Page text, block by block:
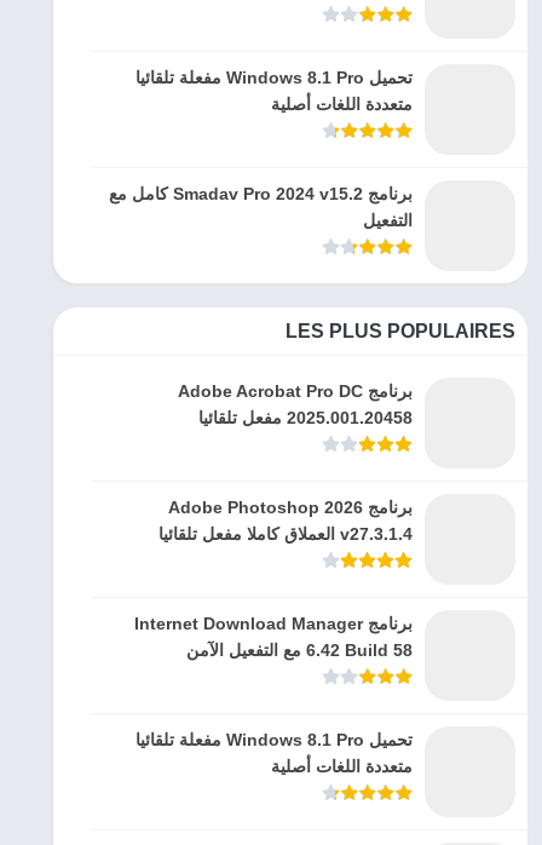
تحميل Windows 8.1 Pro مفعلة تلقائيا
متعددة اللغات أصلية
برنامج Smadav Pro 2024 v15.2 كامل مع
التفعيل
LES PLUS POPULAIRES
برنامج Adobe Acrobat Pro DC
2025.001.20458 مفعل تلقائيا
برنامج Adobe Photoshop 2026
v27.3.1.4 العملاق كاملا مفعل تلقائيا
برنامج Internet Download Manager
6.42 Build 58 مع التفعيل الآمن
تحميل Windows 8.1 Pro مفعلة تلقائيا
متعددة اللغات أصلية